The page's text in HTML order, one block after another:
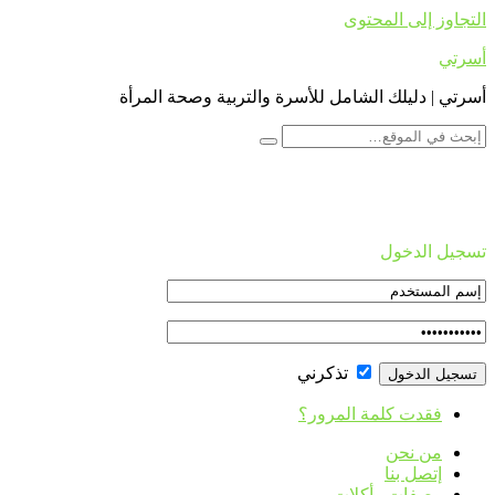
التجاوز إلى المحتوى
أسرتي
أسرتي | دليلك الشامل للأسرة والتربية وصحة المرأة
تسجيل الدخول
تذكرني
فقدت كلمة المرور؟
من نحن
إتصل بنا